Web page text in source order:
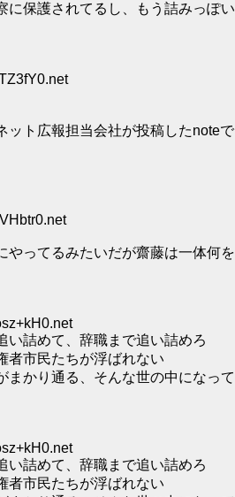
に保護されてるし、もう詰みっぽい
ット広報担当会社が投稿したnoteで
やってるみたいだが齋藤は一体何を
い詰めて、辞職まで追い詰めろ
者市民たちが浮ばれない
まかり通る、そんな世の中になって
い詰めて、辞職まで追い詰めろ
者市民たちが浮ばれない